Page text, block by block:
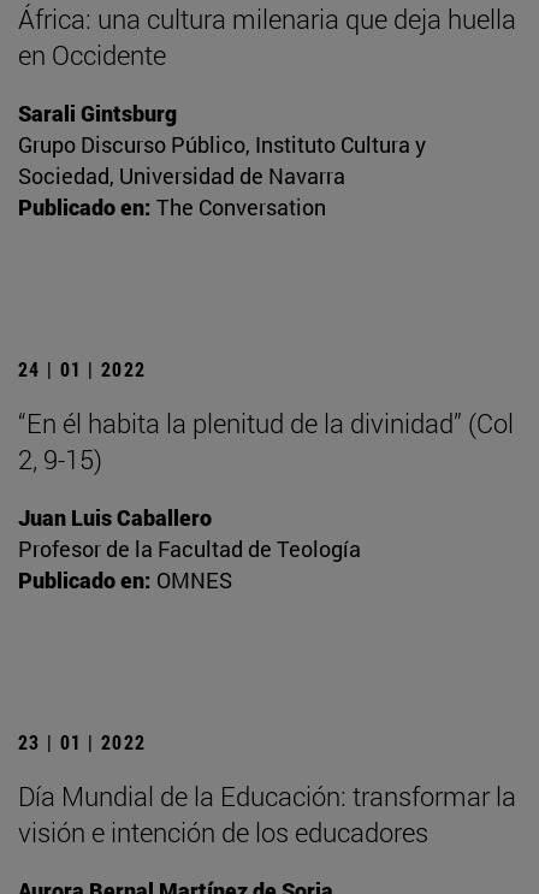
África: una cultura milenaria que deja huella
en Occidente
Sarali Gintsburg
Grupo Discurso Público, Instituto Cultura y
Sociedad, Universidad de Navarra
Publicado en: The Conversation
24 | 01 | 2022
“En él habita la plenitud de la divinidad” (Col
2, 9-15)
Juan Luis Caballero
Profesor de la Facultad de Teología
Publicado en: OMNES
23 | 01 | 2022
Día Mundial de la Educación: transformar la
visión e intención de los educadores